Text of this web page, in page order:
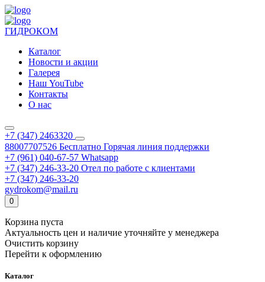
ГИДРОКОМ
Каталог
Новости и акции
Галерея
Наш YouTube
Контакты
О нас
+7 (347) 2463320
88007707526 Бесплатно Горячая линия поддержки
+7 (961) 040-67-57 Whatsapp
+7 (347) 246-33-20 Отел по работе с клиентами
+7 (347) 246-33-20
gydrokom@mail.ru
0
Корзина пуста
Актуальность цен и наличие уточняйте у менеджера
Очистить корзину
Перейти к оформлению
Каталог